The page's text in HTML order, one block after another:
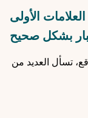
الأولى
بشكل صحيح
تسأل العديد من